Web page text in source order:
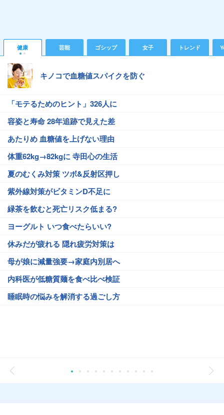
健康 芸能 ゴシップ 女子 トレンド
キノコで血糖値スパイクを防ぐ
「モテるためのヒント」326人に
容姿と寿命 28年追跡で見えた差
あたりめ 血糖値を上げない理由
体重62kg→82kgに 寺田心の生活
夏のむくみ対策 ツボ&反射区押し
紫外線対策がビタミンD不足に
緑茶を飲むと死亡リスク低まる?
ヨーグルト いつ食べたらいい?
休みだが疲れる 隠れ疲労対策は
母が娘に減量強要→家庭内別居へ
内科医が低糖質麺を食べ比べ検証
睡眠時の悩みを解消する過ごし方